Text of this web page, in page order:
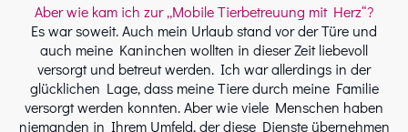
Aber wie kam ich zur „Mobile Tierbetreuung mit Herz“?
Es war soweit. Auch mein Urlaub stand vor der Türe und
auch meine Kaninchen wollten in dieser Zeit liebevoll
versorgt und betreut werden. Ich war allerdings in der
glücklichen Lage, dass meine Tiere durch meine Familie
versorgt werden konnten. Aber wie viele Menschen haben
niemanden in Ihrem Umfeld, der diese Dienste übernehmen